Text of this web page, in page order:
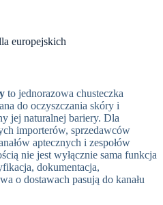
europejskich
to jednorazowa chusteczka
do oczyszczania skóry i
jej naturalnej bariery. Dla
importerów, sprzedawców
aptecznych i zespołów
nie jest wyłącznie sama funkcja
dokumentacja,
o dostawach pasują do kanału